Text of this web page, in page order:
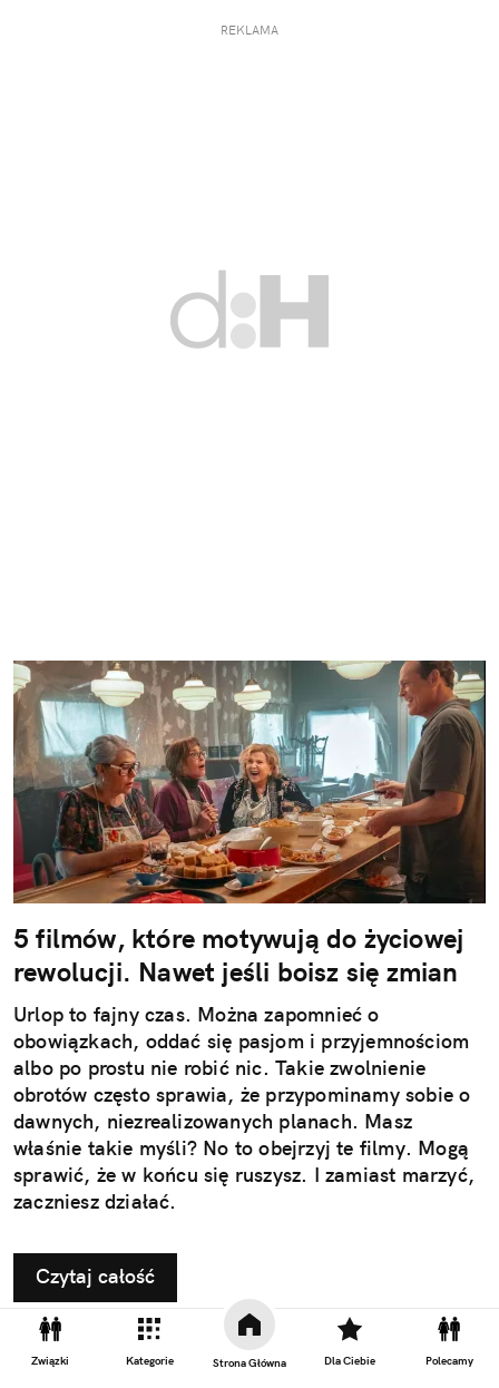
Związki Kategorie Strona Główna Dla Ciebie Polecamy
REKLAMA
5 filmów, które motywują do życiowej
rewolucji. Nawet jeśli boisz się zmian
Urlop to fajny czas. Można zapomnieć o
obowiązkach, oddać się pasjom i przyjemnościom
albo po prostu nie robić nic. Takie zwolnienie
obrotów często sprawia, że przypominamy sobie o
dawnych, niezrealizowanych planach. Masz
właśnie takie myśli? No to obejrzyj te filmy. Mogą
sprawić, że w końcu się ruszysz. I zamiast marzyć,
zaczniesz działać.
Czytaj całość
REKLAMA